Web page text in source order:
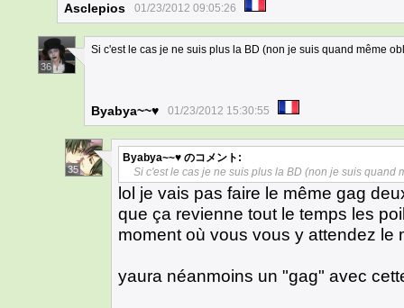
Asclepios 01/23/2012 09:05:26
36
Si c'est le cas je ne suis plus la BD (non je suis quand même
Byabya~~♥ 01/23/2012 15:30:55
35
Byabya~~♥ のコメント:
Si c'est le cas je ne suis plus la BD (non je suis quand
lol je vais pas faire le même gag
que ça revienne tout le temps les
moment où vous vous y attendez le
yaura néanmoins un "gag" avec